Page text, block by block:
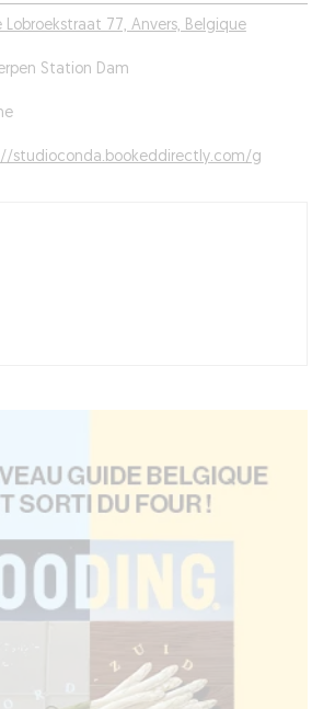
Lobroekstraat 77, Anvers, Belgique
Station Dam
studioconda.bookeddirectly.com/g